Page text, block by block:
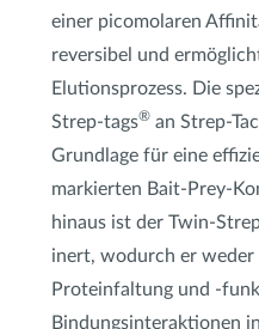
einer picomolaren
reversibel und
Elutionsprozess. Die
Strep-tags®an Strep-
Grundlage für eine
markierten Bait-Prey-
hinaus ist der Twin-
inert, wodurch er weder
Proteinfaltung und -
Bindungsinteraktionen